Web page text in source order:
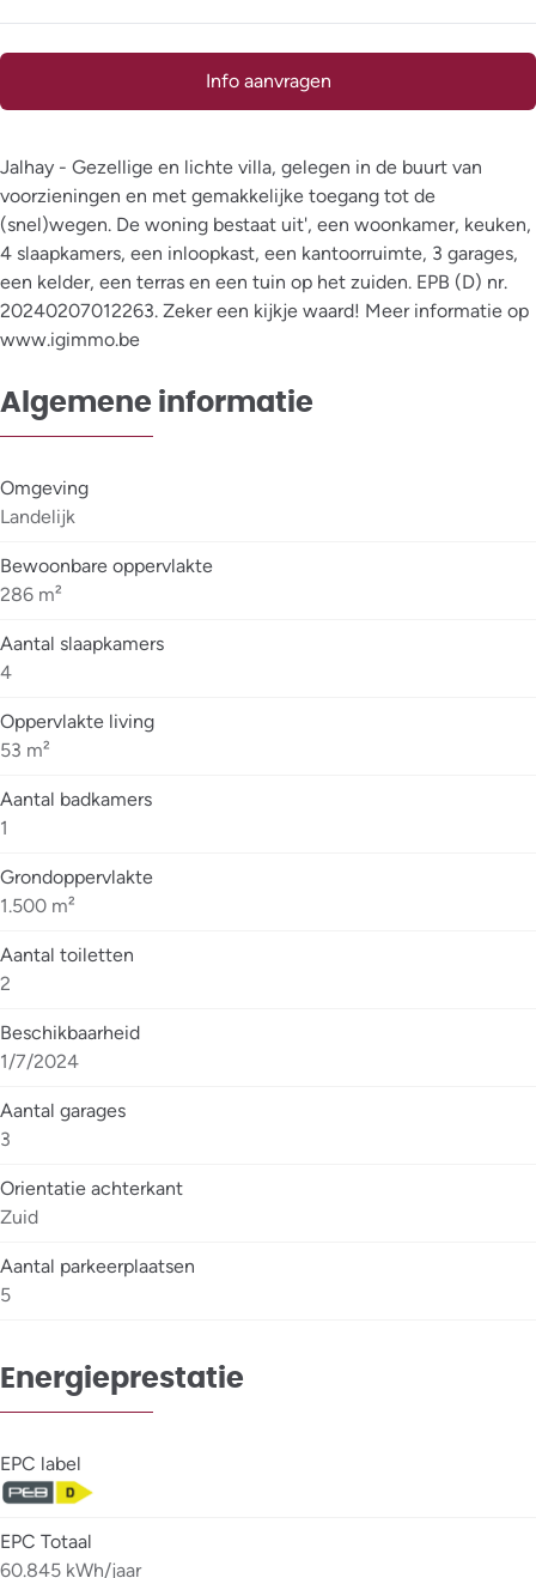
Info aanvragen
Jalhay - Gezellige en lichte villa, gelegen in de buurt van
voorzieningen en met gemakkelijke toegang tot de
(snel)wegen. De woning bestaat uit', een woonkamer, keuken,
4 slaapkamers, een inloopkast, een kantoorruimte, 3 garages,
een kelder, een terras en een tuin op het zuiden. EPB (D) nr.
20240207012263. Zeker een kijkje waard! Meer informatie op
www.igimmo.be
Algemene informatie
Omgeving
Landelijk
Bewoonbare oppervlakte
286 m²
Aantal slaapkamers
4
Oppervlakte living
53 m²
Aantal badkamers
1
Grondoppervlakte
1.500 m²
Aantal toiletten
2
Beschikbaarheid
1/7/2024
Aantal garages
3
Orientatie achterkant
Zuid
Aantal parkeerplaatsen
5
Energieprestatie
EPC label
EPC Totaal
60.845 kWh/jaar